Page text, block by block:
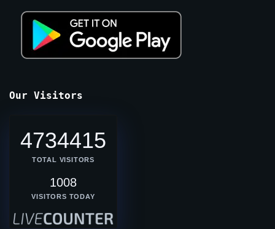
Our Visitors
4734415
TOTAL VISITORS
1008
VISITORS TODAY